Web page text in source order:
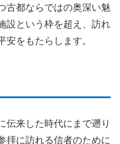
古都ならではの奥深い魅
設という枠を超え、訪れ
安をもたらします。
伝来した時代にまで遡り
拝に訪れる信者のために